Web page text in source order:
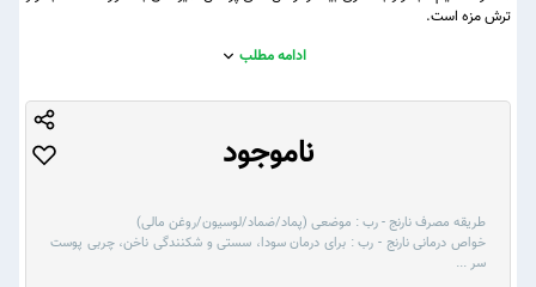
ترش مزه است.
ادامه مطلب
ناموجود
طریقه مصرف نارنج - رب : موضعی (پماد/ضماد/لوسیون/روغن مالی)
خواص درمانی نارنج - رب : برای درمان سودا، سستی و شکنندگی ناخن، چربی پوست
سر...